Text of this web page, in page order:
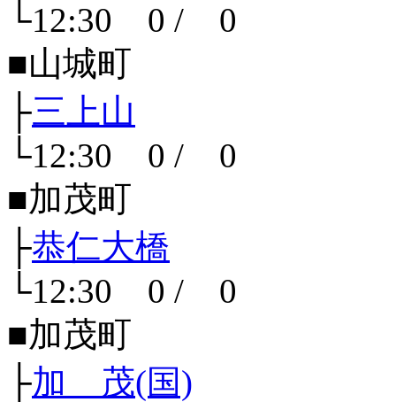
└12:30 0 / 0
■山城町
├三上山
└12:30 0 / 0
■加茂町
├恭仁大橋
└12:30 0 / 0
■加茂町
├加 茂(国)